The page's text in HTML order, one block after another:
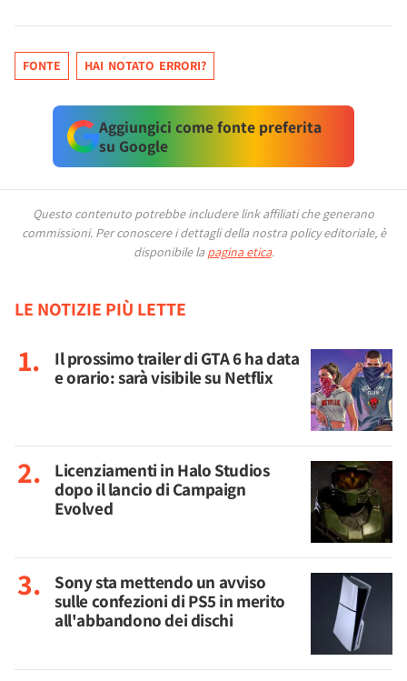
FONTE HAI NOTATO ERRORI?
Aggiungici come fonte preferita
su Google
Questo contenuto potrebbe includere link affiliati che generano
commissioni. Per conoscere i dettagli della nostra policy editoriale, è
disponibile la pagina etica.
LE NOTIZIE PIÙ LETTE
Il prossimo trailer di GTA 6 ha data
e orario: sarà visibile su Netflix
Licenziamenti in Halo Studios
dopo il lancio di Campaign
Evolved
Sony sta mettendo un avviso
sulle confezioni di PS5 in merito
all'abbandono dei dischi